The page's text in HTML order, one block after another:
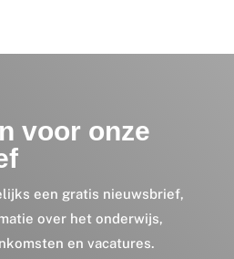
voor onze
een gratis nieuwsbrief,
over het onderwijs,
en vacatures.